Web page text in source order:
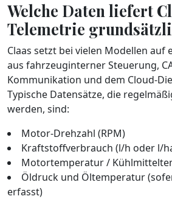
Welche Daten liefert
Telemetrie
Claas setzt bei vielen Modellen auf
aus fahrzeuginterner Steuerung,
Kommunikation und dem Cloud-
Typische Datensätze, die
werden, sind:
Motor-Drehzahl (RPM)
Kraftstoffverbrauch (l/h oder l/
Motortemperatur /
Öldruck und Öltemperatur
erfasst)